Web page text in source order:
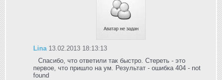
Lina 13.02.2013 18:13:13
Спасибо, что ответили так быстро. Стереть - это
первое, что пришло на ум. Результат - ошибка 404 - not
found